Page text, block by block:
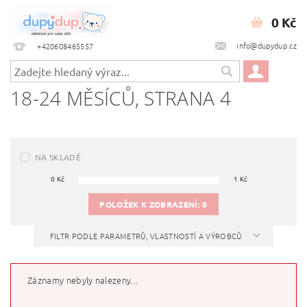
+420608465557 info@dupydup.cz
0 Kč
18-24 MĚSÍCŮ, STRANA 4
NA SKLADĚ
0 Kč 1 Kč
POLOŽEK K ZOBRAZENÍ:0
FILTR PODLE PARAMETRŮ, VLASTNOSTÍ A VÝROBCŮ
Záznamy nebyly nalezeny...